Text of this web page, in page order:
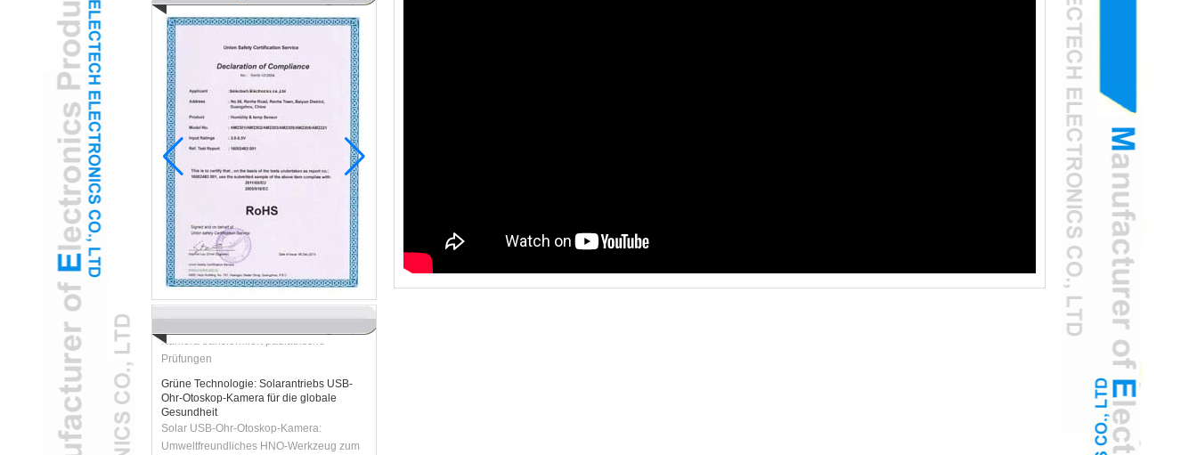
Pädiatrische Entnimmt die Gamified USB -
Ohr -Otoskop -Kamera, um die Angst der
Prüfungen
Ohr-Otoskop-Kamera für die globale
Gesundheit
Solar USB-Ohr-Otoskop-Kamera:
Umweltfreundliches HNO-Werkzeug zum
Entwickeln von Regionen